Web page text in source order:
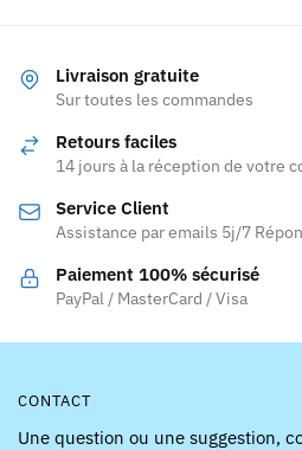
variations.
Les
peuvent
choisies
sur
la
page
Livraison gratuite
Sur toutes les commandes
Retours faciles
14 jours à la réception de votre
Service Client
Assistance par emails 5j/7
Paiement 100% sécurisé
PayPal / MasterCard / Visa
CONTACT
Une question ou une suggestion,